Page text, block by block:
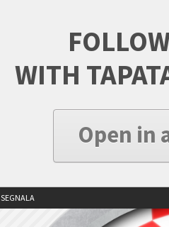
WITH
Open in
SEGNALA